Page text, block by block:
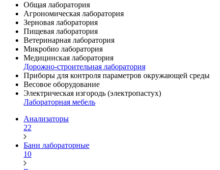
Общая лаборатория
Агрономическая лаборатория
Зерновая лаборатория
Пищевая лаборатория
Ветеринарная лаборатория
Микробио лаборатория
Медицинская лаборатория
Дорожно-строительная лаборатория
Приборы для контроля параметров окружающей среды
Весовое оборудование
Электрическая изгородь (электропастух)
Лабораторная мебель
Анализаторы
22
Бани лабораторные
10